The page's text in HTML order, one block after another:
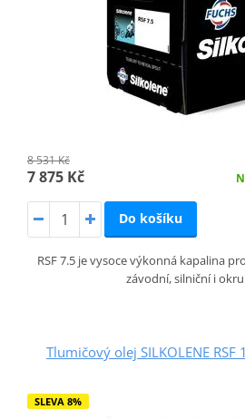
8 531 Kč
7 875 Kč
Do košíku
RSF 7.5 je vysoce výkonná kapalina
závodní, silniční i
Tlumičový olej SILKOLENE
SLEVA 8%